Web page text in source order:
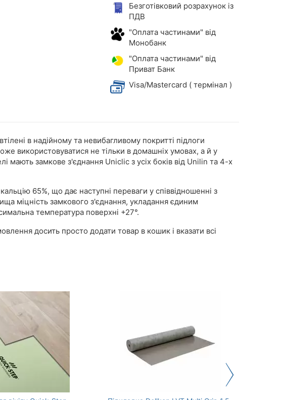
Безготівковий розрахунок із
ПДВ
"Оплата частинами" від
Монобанк
"Оплата частинами" від
Приват Банк
Visa/Mastercard ( термінал )
в надійному та невибагливому покритті підлоги
використовуватися не тільки в домашніх умовах, а й у
замкове з'єднання Uniclic з усіх боків від Unilin та 4-х
65%, що дає наступні переваги у співвідношенні з
міцність замкового з'єднання, укладання єдиним
температура поверхні +27°.
досить просто додати товар в кошик і вказати всі